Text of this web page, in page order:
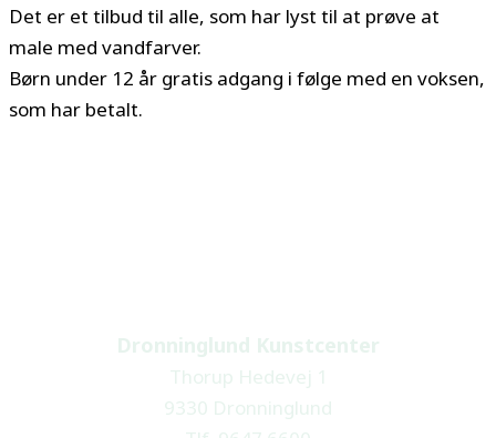
Det er et tilbud til alle, som har lyst til at prøve at
male med vandfarver.
Børn under 12 år gratis adgang i følge med en voksen,
som har betalt.
Dronninglund Kunstcenter
Thorup Hedevej 1
9330 Dronninglund